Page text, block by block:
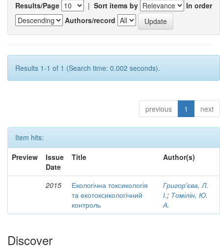
Results/Page | Sort items by
In order
Authors/record
Results 1-1 of 1 (Search time: 0.002 seconds).
previous 1 next
Item hits:
Preview
Issue
Date
Title Author(s)
2015
Екологічна токсикологія
та екотоксикологічний
контроль
Григор'єва, Л.
І.; Томілін, Ю.
А.
Discover